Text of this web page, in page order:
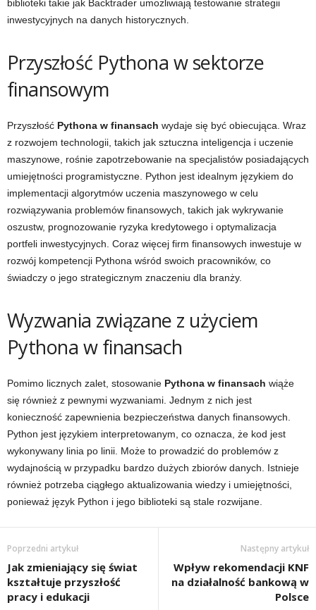
biblioteki takie jak Backtrader umożliwiają testowanie strategii
inwestycyjnych na danych historycznych.
Przyszłość Pythona w sektorze
finansowym
Przyszłość Pythona w finansach wydaje się być obiecująca. Wraz
z rozwojem technologii, takich jak sztuczna inteligencja i uczenie
maszynowe, rośnie zapotrzebowanie na specjalistów posiadających
umiejętności programistyczne. Python jest idealnym językiem do
implementacji algorytmów uczenia maszynowego w celu
rozwiązywania problemów finansowych, takich jak wykrywanie
oszustw, prognozowanie ryzyka kredytowego i optymalizacja
portfeli inwestycyjnych. Coraz więcej firm finansowych inwestuje w
rozwój kompetencji Pythona wśród swoich pracowników, co
świadczy o jego strategicznym znaczeniu dla branży.
Wyzwania związane z użyciem
Pythona w finansach
Pomimo licznych zalet, stosowanie Pythona w finansach wiąże
się również z pewnymi wyzwaniami. Jednym z nich jest
konieczność zapewnienia bezpieczeństwa danych finansowych.
Python jest językiem interpretowanym, co oznacza, że kod jest
wykonywany linia po linii. Może to prowadzić do problemów z
wydajnością w przypadku bardzo dużych zbiorów danych. Istnieje
również potrzeba ciągłego aktualizowania wiedzy i umiejętności,
ponieważ język Python i jego biblioteki są stale rozwijane.
Poprzedni artykuł
Jak zmieniający się świat
kształtuje przyszłość
pracy i edukacji
Następny artykuł
Wpływ rekomendacji KNF
na działalność bankową w
Polsce